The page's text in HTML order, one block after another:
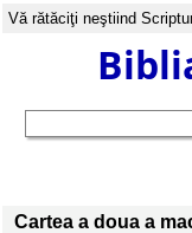
Vă rătăciţi neştiind
Cartea a doua a